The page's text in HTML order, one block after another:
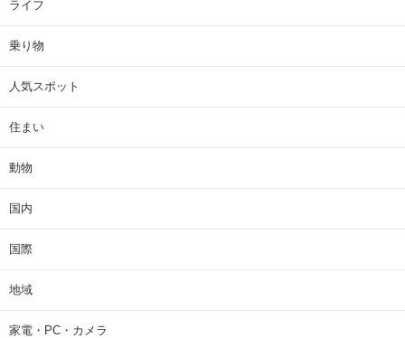
ライフ
乗り物
人気スポット
住まい
動物
国内
国際
地域
家電・PC・カメラ